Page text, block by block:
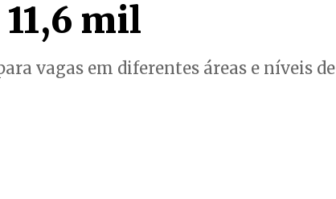
mil
vagas em diferentes áreas e níveis de